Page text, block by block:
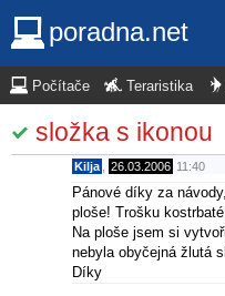
poradna.net
Počítače Teraristika
složka s ikonou
Kilja 26.03.2006 11:40
Pánové díky za
ploše! Trošku
Na ploše jsem si
nebyla obyčejná žlutá
Díky